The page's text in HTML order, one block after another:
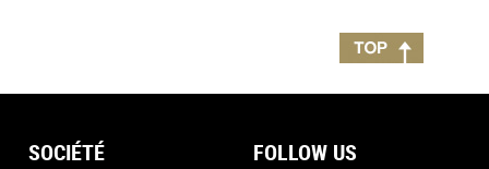
SOCIÉTÉ FOLLOW US